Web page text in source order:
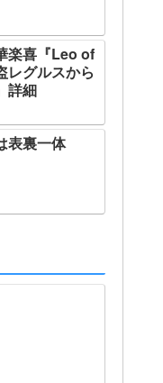
楽喜『Leo of
レグルスから
詳細
表裏一体